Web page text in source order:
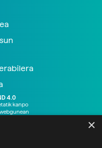
4.0
kanpo
×